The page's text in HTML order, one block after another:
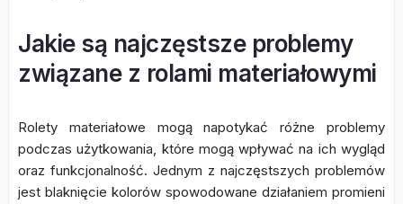
Jakie są najczęstsze problemy
związane z rolami materiałowymi
Rolety materiałowe mogą napotykać różne problemy
podczas użytkowania, które mogą wpływać na ich wygląd
oraz funkcjonalność. Jednym z najczęstszych problemów
jest blaknięcie kolorów spowodowane działaniem promieni